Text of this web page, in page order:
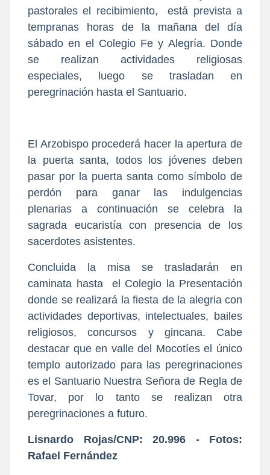
pastorales el recibimiento, está prevista a
tempranas horas de la mañana del día
sábado en el Colegio Fe y Alegría. Donde
se realizan actividades religiosas
especiales, luego se trasladan en
peregrinación hasta el Santuario.
El Arzobispo procederá hacer la apertura de
la puerta santa, todos los jóvenes deben
pasar por la puerta santa como símbolo de
perdón para ganar las indulgencias
plenarias a continuación se celebra la
sagrada eucaristía con presencia de los
sacerdotes asistentes.
Concluida la misa se trasladarán en
caminata hasta el Colegio la Presentación
donde se realizará la fiesta de la alegria con
actividades deportivas, intelectuales, bailes
religiosos, concursos y gincana. Cabe
destacar que en valle del Mocotíes el único
templo autorizado para las peregrinaciones
es el Santuario Nuestra Señora de Regla de
Tovar, por lo tanto se realizan otra
peregrinaciones a futuro.
Lisnardo Rojas/CNP: 20.996 - Fotos:
Rafael Fernández